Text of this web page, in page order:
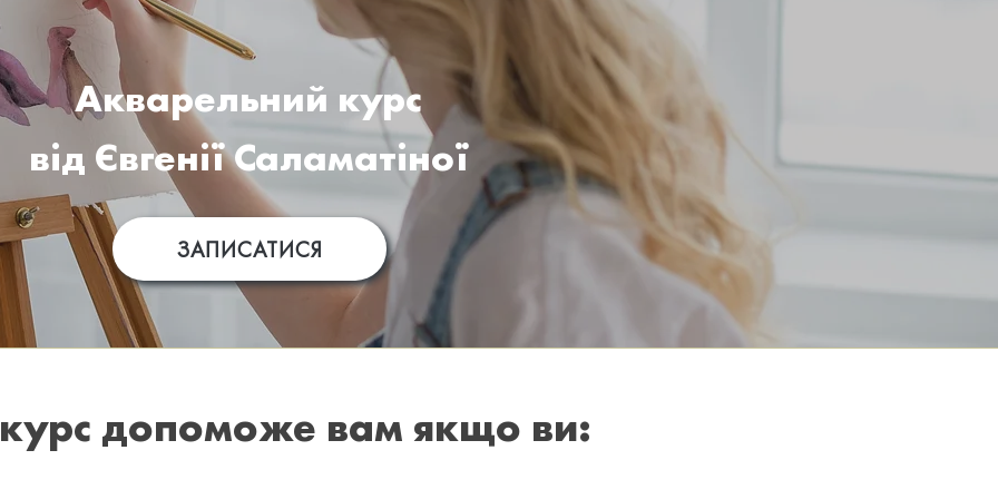
Акварельний курс
від Євгенії Саламатіної
ЗАПИСАТИСЯ
допоможе вам якщо ви: